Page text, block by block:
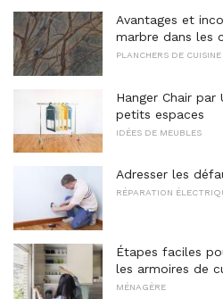
Avantages et
marbre dans les
PLANCHERS DE CUISINE
Hanger Chair
petits espaces
IDÉES DE MEUBLES
Adresser les
RÉPARATION
Étapes faciles
les armoires de
MÉNAGÈRE